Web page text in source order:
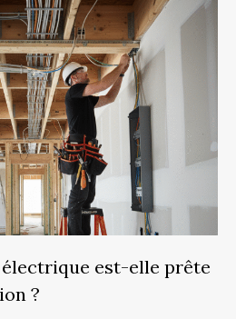
est-elle prête
?